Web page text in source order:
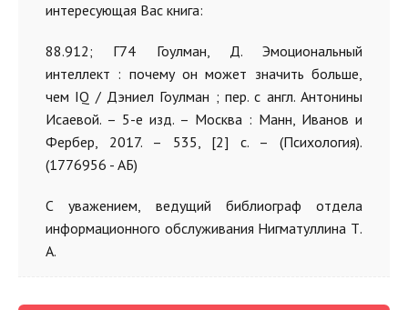
интересующая Вас книга:
88.912; Г74 Гоулман, Д. Эмоциональный
интеллект : почему он может значить больше,
чем IQ / Дэниел Гоулман ; пер. с англ. Антонины
Исаевой. – 5-е изд. – Москва : Манн, Иванов и
Фербер, 2017. – 535, [2] с. – (Психология).
(1776956 - АБ)
С уважением, ведущий библиограф отдела
информационного обслуживания Нигматуллина Т.
А.